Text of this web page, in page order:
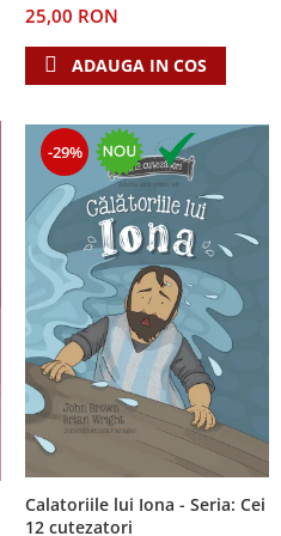
25,00 RON
ADAUGA IN COS
-29%
Calatoriile lui Iona - Seria: Cei
12 cutezatori